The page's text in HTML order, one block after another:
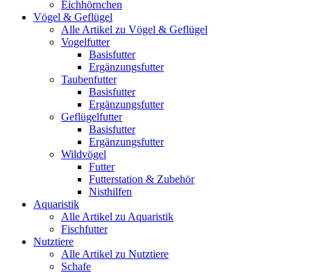
Eichhörnchen
Vögel & Geflügel
Alle Artikel zu Vögel & Geflügel
Vogelfutter
Basisfutter
Ergänzungsfutter
Taubenfutter
Basisfutter
Ergänzungsfutter
Geflügelfutter
Basisfutter
Ergänzungsfutter
Wildvögel
Futter
Futterstation & Zubehör
Nisthilfen
Aquaristik
Alle Artikel zu Aquaristik
Fischfutter
Nutztiere
Alle Artikel zu Nutztiere
Schafe